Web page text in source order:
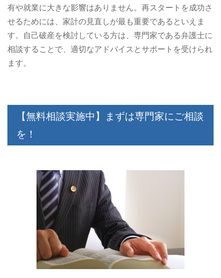
有や就業に大きな影響はありません。​再スタートを成功さ
せるためには、家計の見直しが最も重要であるといえま
す。​自己破産を検討している方は、専門家である弁護士に
相談することで、適切なアドバイスとサポートを受けられ
ます。
【無料相談実施中】まずは専門家にご相談
を！